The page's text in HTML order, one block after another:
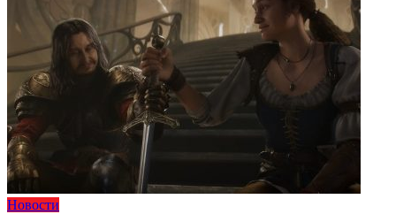
Новости